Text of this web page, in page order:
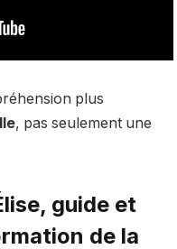
plus
, pas seulement une
guide et
de la